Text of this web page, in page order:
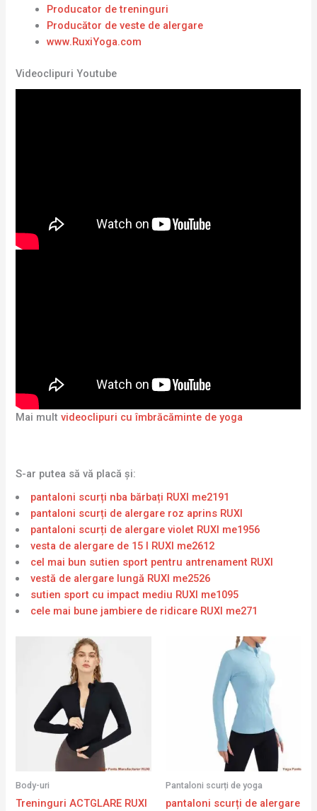
Producator de treninguri
Producător de veste de alergare
www.RuxiYoga.com
Videoclipuri Youtube
Mai multvideoclipuri cu îmbrăcăminte de yoga
S-ar putea să vă placă și:
pantaloni scurți nba bărbați RUXI me2191
pantaloni scurți de alergare roz aprins RUXI
pantaloni scurți de alergare violet RUXI me1956
vesta de alergare de 15 l RUXI me2612
cel mai bun sutien sport pentru antrenament RUXI
vestă de alergare lungă RUXI me2526
sutien sport cu impact mediu RUXI me1095
cele mai bune jambiere de ridicare RUXI me271
Body-uri
Treninguri ACTGLARE RUXI
Pantaloni scurți de yoga
pantaloni scurți de alergare